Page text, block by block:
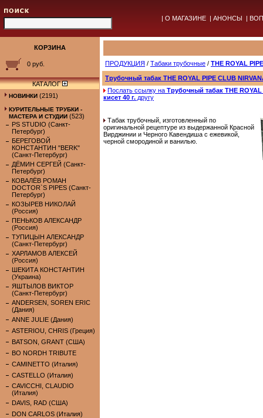
| О МАГАЗИНЕ | АНОНСЫ |
КОРЗИНА
0 руб.
КАТАЛОГ
НОВИНКИ (2191)
КУРИТЕЛЬНЫЕ ТРУБКИ -
МАСТЕРА И СТУДИИ (523)
PS STUDIO (Санкт-
Петербург)
БЕРЕГОВОЙ
КОНСТАНТИН "BERK"
(Санкт-Петербург)
ДЁМИН СЕРГЕЙ (Санкт-
Петербург)
КОВАЛЁВ РОМАН
DOCTOR`S PIPES (Санкт-
Петербург)
КОЗЫРЕВ НИКОЛАЙ
(Россия)
ПЕНЬКОВ АЛЕКСАНДР
(Россия)
ТУПИЦЫН АЛЕКСАНДР
(Санкт-Петербург)
ХАРЛАМОВ АЛЕКСЕЙ
(Россия)
ШЕКИТА КОНСТАНТИН
(Украина)
ЯШТЫЛОВ ВИКТОР
(Санкт-Петербург)
ANDERSEN, SOREN ERIC
(Дания)
ANNE JULIE (Дания)
ASTERIOU, CHRIS (Греция)
BATSON, GRANT (США)
BO NORDH TRIBUTE
CAMINETTO (Италия)
CASTELLO (Италия)
CAVICCHI, CLAUDIO
(Италия)
DAVIS, RAD (США)
DON CARLOS (Италия)
ПРОДУКЦИЯ / Табаки трубочные / THE ROYAL
Трубочный табак THE ROYAL PIPE CLUB
Послать ссылку на Трубочный табак THE ROYAL
кисет 40 г. другу
Табак трубочный, изготовленный по
оригинальной рецептуре из выдержанной Красной
Вирджинии и Черного Кавендиша с ежевикой,
черной смородиной и ванилью.